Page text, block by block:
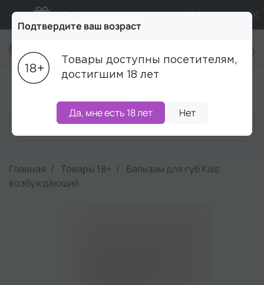
Подарки в каждый заказ от 5 000₽
Промокод ПРИВЕТ
+7 (495) 215-16-00
Блог Акции Бренды
Главная Товары 18+
Бальзам для губ Kiss
возбуждающий
Подтвердите ваш возраст
Товары доступны посетителям,
достигшим 18 лет
Да, мне есть 18 лет Нет